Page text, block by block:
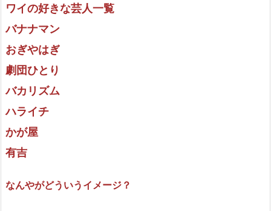
ワイの好きな芸人一覧
バナナマン
おぎやはぎ
劇団ひとり
バカリズム
ハライチ
かが屋
有吉
なんやがどういうイメージ？